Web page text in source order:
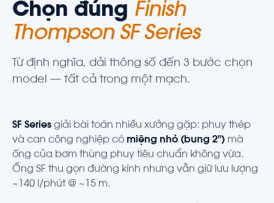
Chọn đúng Finish
Thompson SF Series
Từ định nghĩa, dải thông số đến 3 bước chọn
model — tất cả trong một mạch.
SF Series giải bài toán nhiều xưởng gặp: phuy thép
và can công nghiệp có miệng nhỏ (bung 2") mà
ống của bơm thùng phuy tiêu chuẩn không vừa.
Ống SF thu gọn đường kính nhưng vẫn giữ lưu lượng
~140 l/phút @ ~15 m.